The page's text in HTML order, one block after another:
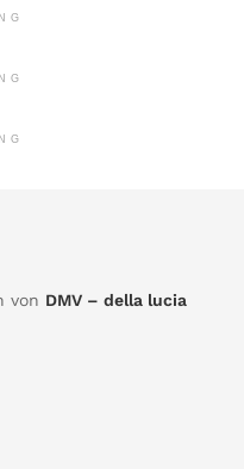
von DMV – della lucia